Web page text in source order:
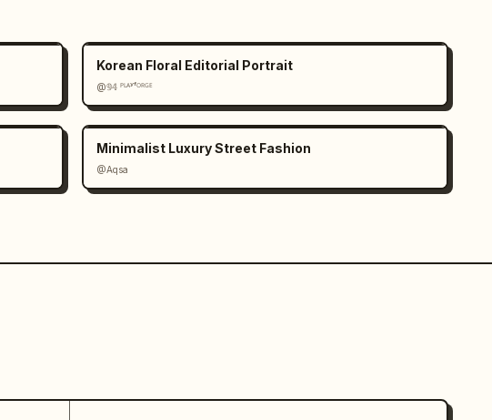
Korean Floral Editorial Portrait
@𝟡𝟜 ᴾᴸᴬʸᶠᴼᴿᴳᴱ
Minimalist Luxury Street Fashion
@Aqsa